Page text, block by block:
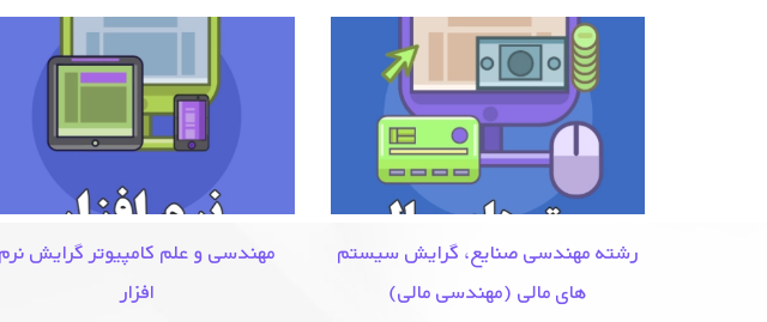
مهندسی و علم کامپیوتر گرایش نرم
افزار
رشته مهندسی صنایع، گرایش سیستم
های مالی (مهندسی مالی)